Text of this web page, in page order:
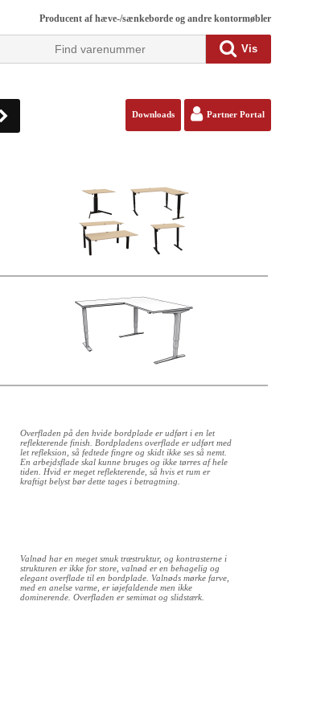
Producent af hæve-/sænkeborde og andre kontormøbler
Vis
Downloads Partner Portal
Overfladen på den hvide bordplade er udført i en let
reflekterende finish. Bordpladens overflade er udført med
let refleksion, så fedtede fingre og skidt ikke ses så nemt.
En arbejdsflade skal kunne bruges og ikke tørres af hele
tiden. Hvid er meget reflekterende, så hvis et rum er
kraftigt belyst bør dette tages i betragtning.
Valnød har en meget smuk træstruktur, og kontrasterne i
strukturen er ikke for store, valnød er en behagelig og
elegant overflade til en bordplade. Valnøds mørke farve,
med en anelse varme, er iøjefaldende men ikke
dominerende. Overfladen er semimat og slidstærk.